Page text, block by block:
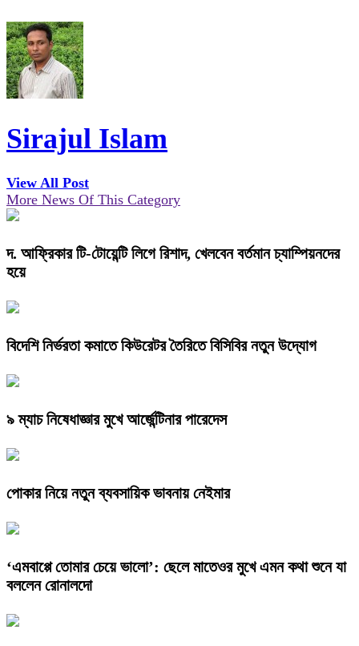
Sirajul Islam
View All Post
More News Of This Category
দ. আফ্রিকার টি-টোয়েন্টি লিগে রিশাদ, খেলবেন বর্তমান চ্যাম্পিয়নদের
হয়ে
বিদেশি নির্ভরতা কমাতে কিউরেটর তৈরিতে বিসিবির নতুন উদ্যোগ
৯ ম্যাচ নিষেধাজ্ঞার মুখে আর্জেন্টিনার পারেদেস
পোকার নিয়ে নতুন ব্যবসায়িক ভাবনায় নেইমার
‘এমবাপ্পে তোমার চেয়ে ভালো’: ছেলে মাতেওর মুখে এমন কথা শুনে যা
বললেন রোনালদো